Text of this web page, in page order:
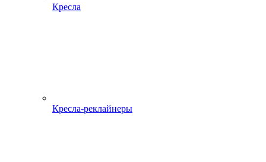
Кресла
Кресла-реклайнеры